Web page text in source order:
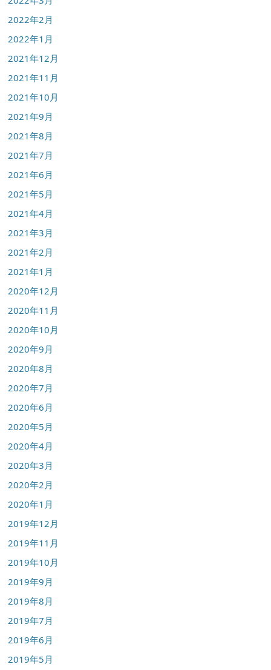
2022年2月
2022年1月
2021年12月
2021年11月
2021年10月
2021年9月
2021年8月
2021年7月
2021年6月
2021年5月
2021年4月
2021年3月
2021年2月
2021年1月
2020年12月
2020年11月
2020年10月
2020年9月
2020年8月
2020年7月
2020年6月
2020年5月
2020年4月
2020年3月
2020年2月
2020年1月
2019年12月
2019年11月
2019年10月
2019年9月
2019年8月
2019年7月
2019年6月
2019年5月